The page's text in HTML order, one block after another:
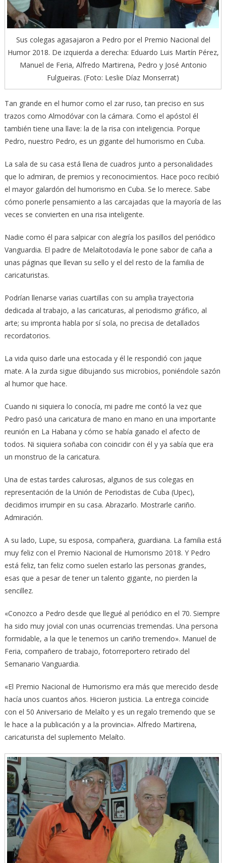
Sus colegas agasajaron a Pedro por el Premio Nacional del
Humor 2018. De izquierda a derecha: Eduardo Luis Martín Pérez,
Manuel de Feria, Alfredo Martirena, Pedro y José Antonio
Fulgueiras. (Foto: Leslie Díaz Monserrat)
Tan grande en el humor como el zar ruso, tan preciso en sus
trazos como Almodóvar con la cámara. Como el apóstol él
también tiene una llave: la de la risa con inteligencia. Porque
Pedro, nuestro Pedro, es un gigante del humorismo en Cuba.
La sala de su casa está llena de cuadros junto a personalidades
que lo admiran, de premios y reconocimientos. Hace poco recibió
el mayor galardón del humorismo en Cuba. Se lo merece. Sabe
cómo ponerle pensamiento a las carcajadas que la mayoría de las
veces se convierten en una risa inteligente.
Nadie como él para salpicar con alegría los pasillos del periódico
Vanguardia. El padre de Melaítotodavía le pone sabor de caña a
unas páginas que llevan su sello y el del resto de la familia de
caricaturistas.
Podrían llenarse varias cuartillas con su amplia trayectoria
dedicada al trabajo, a las caricaturas, al periodismo gráfico, al
arte; su impronta habla por sí sola, no precisa de detallados
recordatorios.
La vida quiso darle una estocada y él le respondió con jaque
mate. A la zurda sigue dibujando sus microbios, poniéndole sazón
al humor que hace.
Cuando ni siquiera lo conocía, mi padre me contó la vez que
Pedro pasó una caricatura de mano en mano en una importante
reunión en La Habana y cómo se había ganado el afecto de
todos. Ni siquiera soñaba con coincidir con él y ya sabía que era
un monstruo de la caricatura.
Una de estas tardes calurosas, algunos de sus colegas en
representación de la Unión de Periodistas de Cuba (Upec),
decidimos irrumpir en su casa. Abrazarlo. Mostrarle cariño.
Admiración.
A su lado, Lupe, su esposa, compañera, guardiana. La familia está
muy feliz con el Premio Nacional de Humorismo 2018. Y Pedro
está feliz, tan feliz como suelen estarlo las personas grandes,
esas que a pesar de tener un talento gigante, no pierden la
sencillez.
«Conozco a Pedro desde que llegué al periódico en el 70. Siempre
ha sido muy jovial con unas ocurrencias tremendas. Una persona
formidable, a la que le tenemos un cariño tremendo». Manuel de
Feria, compañero de trabajo, fotorreportero retirado del
Semanario Vanguardia.
«El Premio Nacional de Humorismo era más que merecido desde
hacía unos cuantos años. Hicieron justicia. La entrega coincide
con el 50 Aniversario de Melaíto y es un regalo tremendo que se
le hace a la publicación y a la provincia». Alfredo Martirena,
caricaturista del suplemento Melaíto.